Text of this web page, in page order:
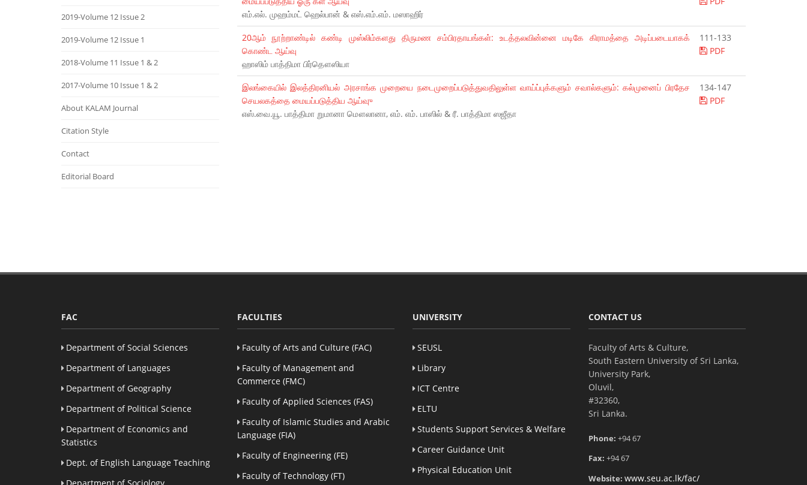
2019-Volume 12 Issue 2
2019-Volume 12 Issue 1
2018-Volume 11 Issue 1 & 2
2017-Volume 10 Issue 1 & 2
About KALAM Journal
Citation Style
Contact
Editorial Board
எம்.எல். முஹம்மட் ஹெல்பான் & எஸ்.எம்.எம். மஸாஹிர்
20ஆம் நூற்றாண்டில் கண்டி முஸ்லிம்களது திருமண சம்பிரதாயங்கள்: உடத்தலவின்னை மடிகே கிராமத்தை அடிப்படையாகக்
கொண்ட ஆய்வு
ஹாஸிம் பாத்திமா பிர்தௌஸியா
111-133
PDF
இலங்கையில் இலத்திரனியல் அரசாங்க முறையை நடைமுறைப்படுத்துவதிலுள்ள வாய்ப்புக்களும் சவால்களும்: கல்முனைப் பிரதேச
செயலகத்தை மையப்படுத்திய ஆய்வுு
எஸ்.வை.யூ. பாத்திமா றுமானா மௌலானா, எம். எம். பாஸில் & ரீ. பாத்திமா ஸஜீதா
134-147
PDF
FAC
Department of Social Sciences
Department of Languages
Department of Geography
Department of Political Science
Department of Economics and
Statistics
Dept. of English Language Teaching
FACULTIES
Faculty of Arts and Culture (FAC)
Faculty of Management and
Commerce (FMC)
Faculty of Applied Sciences (FAS)
Faculty of Islamic Studies and Arabic
Language (FIA)
Faculty of Engineering (FE)
Faculty of Technology (FT)
UNIVERSITY
SEUSL
Library
ICT Centre
ELTU
Students Support Services & Welfare
Career Guidance Unit
Physical Education Unit
CONTACT US
Faculty of Arts & Culture,
South Eastern University of Sri Lanka,
University Park,
Oluvil,
#32360,
Sri Lanka.
Phone: +94 67
Fax: +94 67
Website: www.seu.ac.lk/fac/